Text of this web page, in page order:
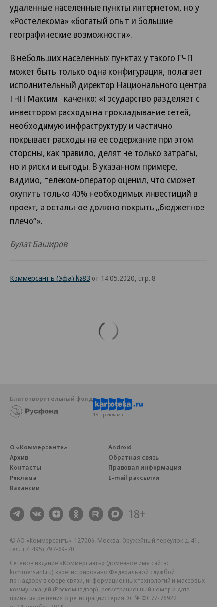
удаленные населенные пункты интернетом, но у
«Ростелекома» «богатый опыт и большие
географические возможности».
В небольших населенных пунктах у такого ГЧП
может быть только одна конфигурация, полагает
исполнительный директор Национального центра
ГЧП Максим Ткаченко: «Государство разделяет с
инвестором расходы на прокладывание сетей,
необходимую инфраструктуру и частично
покрывает расходы на ее содержание при этом
стороны, как правило, делят не только затраты,
но и риски и выгоды. В указанном примере,
видимо, телеком-оператор оценил, что сможет
окупить только 40% необходимых инвестиций в
проект, а остальное должно покрыть „бюджетное
плечо“».
Булат Баширов
Коммерсантъ (Уфа) №83 от 14.05.2020, стр. 8
Благотворительный фонд
18+ реклама
О «Коммерсанте»
Архив
Контакты
Реклама
Вакансии
Android
Обратная связь
Правовая информация
E-mail рассылки
18+
© АО «Коммерсантъ». 127006, Москва, Оружейный переулок д. 41,
тел. +7 (495) 797-69-70.
Сетевое издание «Коммерсантъ» (доменное имя сайта:
kommersant.ru) зарегистрировано Федеральной службой
по надзору в сфере связи, информационных технологий и массовых
коммуникаций (Роскомнадзор), регистрационный номер и дата
принятия решения о регистрации: серия Эл № ФС77-76922